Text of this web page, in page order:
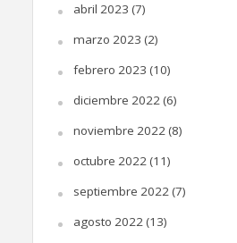
abril 2023 (7)
marzo 2023 (2)
febrero 2023 (10)
diciembre 2022(6)
noviembre 2022(8)
octubre 2022(11)
septiembre 2022(7)
agosto 2022(13)